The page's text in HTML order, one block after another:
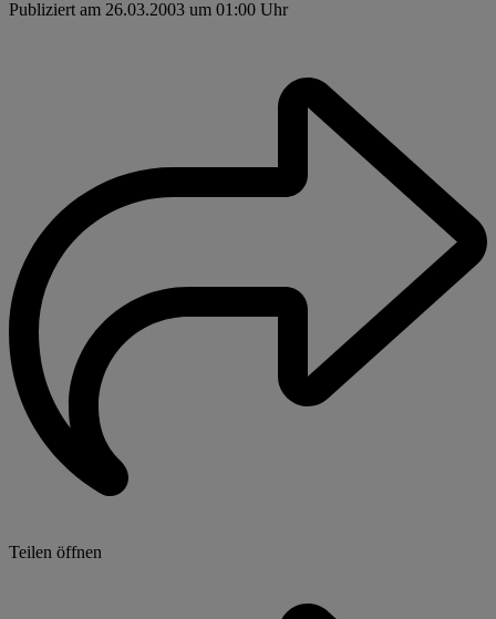
Publiziert am 26.03.2003 um 01:00 Uhr
Teilen öffnen